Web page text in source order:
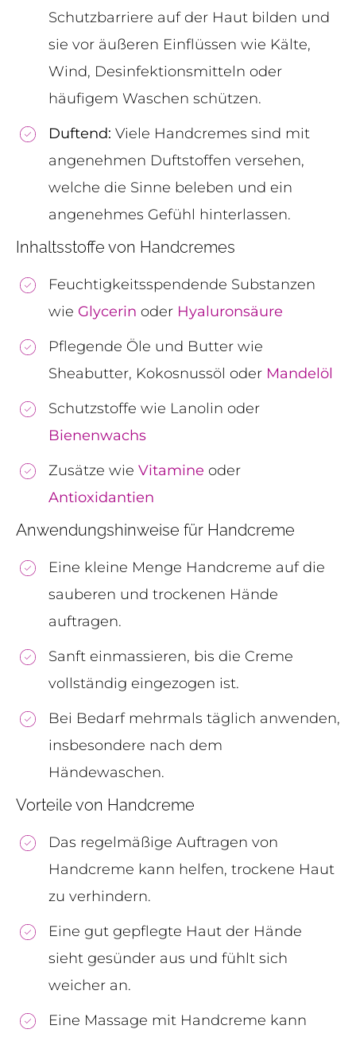
Schutzbarriere auf der Haut bilden und
sie vor äußeren Einflüssen wie Kälte,
Wind, Desinfektionsmitteln oder
häufigem Waschen schützen.
Duftend: Viele Handcremes sind mit
angenehmen Duftstoffen versehen,
welche die Sinne beleben und ein
angenehmes Gefühl hinterlassen.
Inhaltsstoffe von Handcremes
Feuchtigkeitsspendende Substanzen
wie Glycerin oder Hyaluronsäure
Pflegende Öle und Butter wie
Sheabutter, Kokosnussöl oder Mandelöl
Schutzstoffe wie Lanolin oder
Bienenwachs
Zusätze wie Vitamine oder
Antioxidantien
Anwendungshinweise für Handcreme
Eine kleine Menge Handcreme auf die
sauberen und trockenen Hände
auftragen.
Sanft einmassieren, bis die Creme
vollständig eingezogen ist.
Bei Bedarf mehrmals täglich anwenden,
insbesondere nach dem
Händewaschen.
Vorteile von Handcreme
Das regelmäßige Auftragen von
Handcreme kann helfen, trockene Haut
zu verhindern.
Eine gut gepflegte Haut der Hände
sieht gesünder aus und fühlt sich
weicher an.
Eine Massage mit Handcreme kann